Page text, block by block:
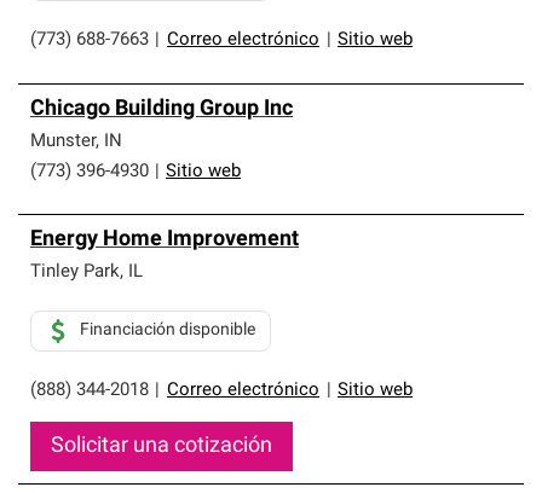
(773) 688-7663 Correo electrónico Sitio web
Chicago Building Group Inc
Munster, IN
(773) 396-4930
Sitio web
Energy Home Improvement
Tinley Park, IL
(888) 344-2018 Correo electrónico Sitio web
Financiación disponible
Solicitar una cotización